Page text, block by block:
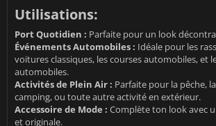
Utilisations:
Port Quotidien : Parfaite pour un look
Événements Automobiles : Idéale pour les
voitures classiques, les courses automobiles, et
automobiles.
Activités de Plein Air : Parfaite pour la pêche,
camping, ou toute autre activité en extérieur.
Accessoire de Mode : Complète ton look avec
et originale.